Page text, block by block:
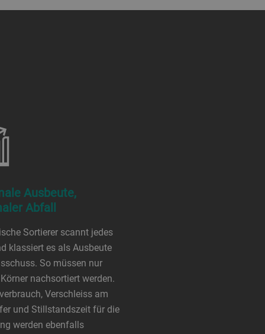
Ausbeute,
Abfall
Sortierer scannt jedes
klassiert es als Ausbeute
So müssen nur
nachsortiert werden.
Verschleiss am
und Stillstandszeit für die
werden ebenfalls